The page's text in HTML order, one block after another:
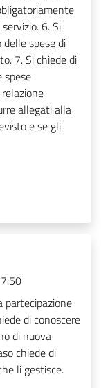
6. Si
spese di
7. Si chiede di
spese
allegati alla
e se gli
partecipazione
di conoscere
di nuova
chiede di
li gestisce.